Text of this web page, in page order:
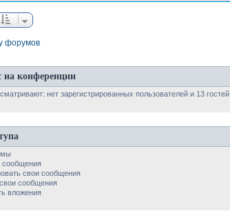
форумов
на конференции
нет зарегистрированных пользователей и 13 гостей
сообщения
свои сообщения
сообщения
вложения